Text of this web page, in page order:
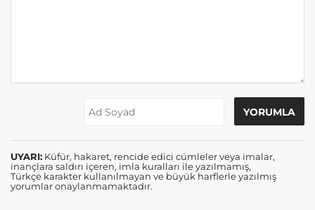
UYARI: Küfür, hakaret, rencide edici cümleler veya imalar,
inançlara saldırı içeren, imla kuralları ile yazılmamış,
Türkçe karakter kullanılmayan ve büyük harflerle yazılmış
yorumlar onaylanmamaktadır.